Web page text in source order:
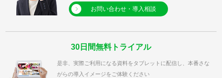
お問い合わせ・導入相談
30日間無料トライアル
是非、実際ご利用になる資料をタブレットに配信し、本番さな
がらの導入イメージをご体験ください